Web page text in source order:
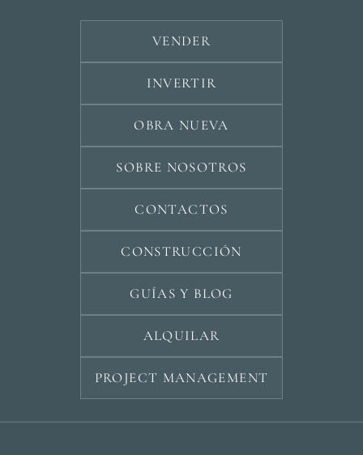
VENDER
INVERTIR
OBRA NUEVA
SOBRE NOSOTROS
CONTACTOS
CONSTRUCCIÓN
GUÍAS Y BLOG
ALQUILAR
PROJECT MANAGEMENT